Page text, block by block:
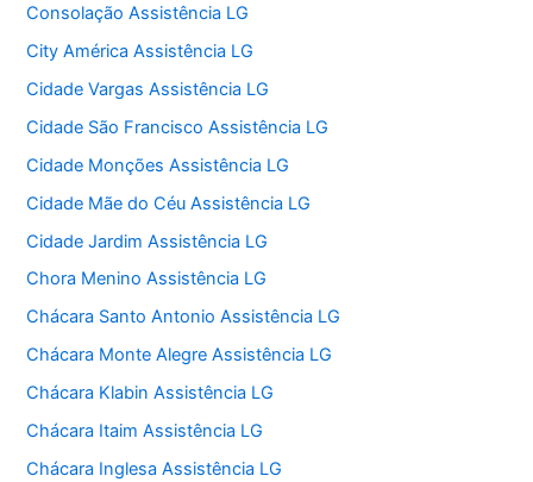
Consolação Assistência LG
City América Assistência LG
Cidade Vargas Assistência LG
Cidade São Francisco Assistência LG
Cidade Monções Assistência LG
Cidade Mãe do Céu Assistência LG
Cidade Jardim Assistência LG
Chora Menino Assistência LG
Chácara Santo Antonio Assistência LG
Chácara Monte Alegre Assistência LG
Chácara Klabin Assistência LG
Chácara Itaim Assistência LG
Chácara Inglesa Assistência LG